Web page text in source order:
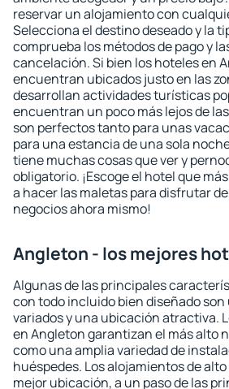
reservar un alojamiento con
Selecciona el destino deseado y la
comprueba los métodos de pago y
cancelación. Si bien los hoteles en
encuentran ubicados justo en las
desarrollan actividades turísticas
encuentran un poco más lejos de
son perfectos tanto para unas
para una estancia de una sola
tiene muchas cosas que ver y
obligatorio. ¡Escoge el hotel que
a hacer las maletas para disfrutar
negocios ahora mismo!
Angleton - los mejores
Algunas de las principales
con todo incluido bien diseñado
variados y una ubicación atractiva.
en Angleton garantizan el más alto
como una amplia variedad de
huéspedes. Los alojamientos de
mejor ubicación, a un paso de las